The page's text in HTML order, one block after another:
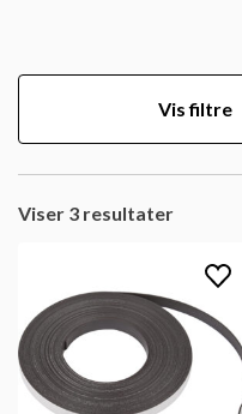
Vis filtre
Viser 3 resultater